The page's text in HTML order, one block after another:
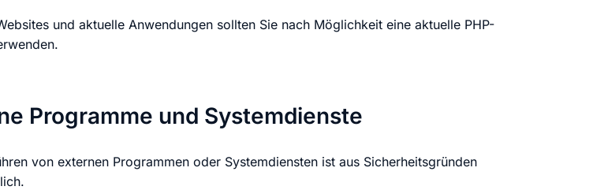
und aktuelle Anwendungen sollten Sie nach Möglichkeit eine aktuelle PHP-
Programme und Systemdienste
von externen Programmen oder Systemdiensten ist aus Sicherheitsgründen